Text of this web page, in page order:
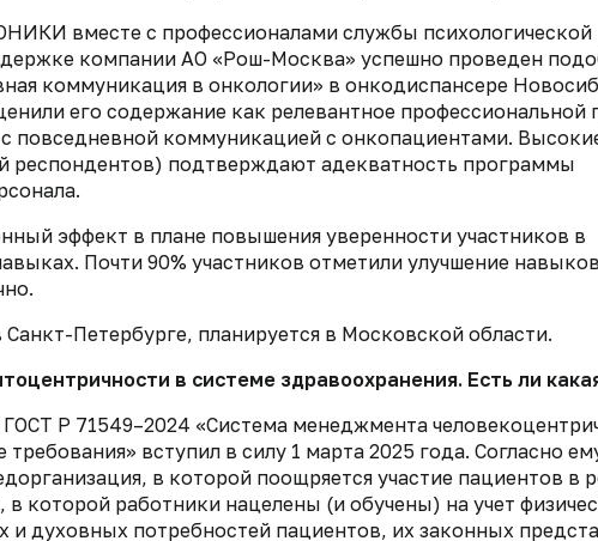
вместе с профессионалами службы психологической
компании АО «Рош-Москва» успешно проведен
коммуникация в онкологии» в онкодиспансере
его содержание как релевантное профессиональной
повседневной коммуникацией с онкопациентами.
респондентов) подтверждают адекватность программы
эффект в плане повышения уверенности участников в
Почти 90% участников отметили улучшение
Петербурге, планируется в Московской области.
в системе здравоохранения. Есть ли
Р 71549–2024 «Система менеджмента
вступил в силу 1 марта 2025 года. Согласно
в которой поощряется участие пациентов в
в которой работники нацелены (и обучены) на учет
духовных потребностей пациентов, их законных